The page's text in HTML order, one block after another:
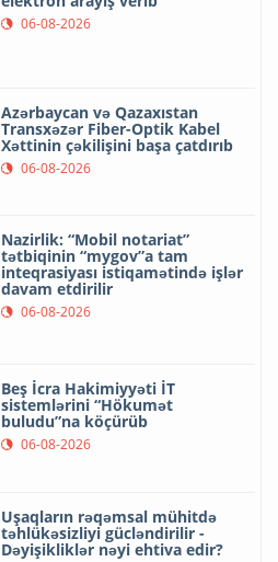
06-08-2026
Azərbaycan və Qazaxıstan
Transxəzər Fiber-Optik Kabel
Xəttinin çəkilişini başa çatdırıb
06-08-2026
Nazirlik: “Mobil notariat”
tətbiqinin “mygov”a tam
inteqrasiyası istiqamətində işlər
davam etdirilir
06-08-2026
Beş İcra Hakimiyyəti İT
sistemlərini “Hökumət
buludu”na köçürüb
06-08-2026
Uşaqların rəqəmsal mühitdə
təhlükəsizliyi gücləndirilir -
Dəyişikliklər nəyi ehtiva edir?